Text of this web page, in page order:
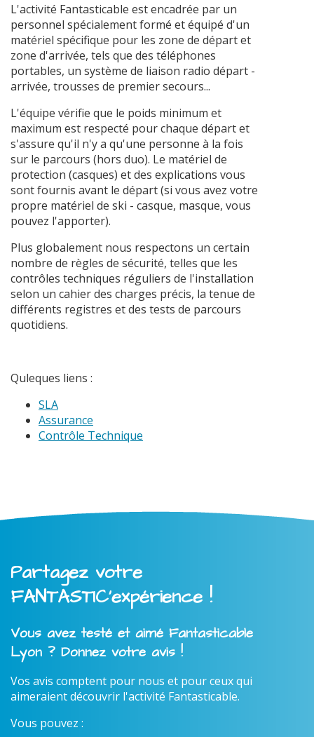
L'activité Fantasticable est encadrée par un
personnel spécialement formé et équipé d'un
matériel spécifique pour les zone de départ et
zone d'arrivée, tels que des téléphones
portables, un système de liaison radio départ -
arrivée, trousses de premier secours...
L'équipe vérifie que le poids minimum et
maximum est respecté pour chaque départ et
s'assure qu'il n'y a qu'une personne à la fois
sur le parcours (hors duo). Le matériel de
protection (casques) et des explications vous
sont fournis avant le départ (si vous avez votre
propre matériel de ski - casque, masque, vous
pouvez l'apporter).
Plus globalement nous respectons un certain
nombre de règles de sécurité, telles que les
contrôles techniques réguliers de l'installation
selon un cahier des charges précis, la tenue de
différents registres et des tests de parcours
quotidiens.
Quleques liens :
SLA
Assurance
Contrôle Technique
Partagez votre
FANTASTIC'expérience !
Vous avez testé et aimé Fantasticable
Lyon ? Donnez votre avis !
Vos avis comptent pour nous et pour ceux qui
aimeraient découvrir l'activité Fantasticable.
Vous pouvez :